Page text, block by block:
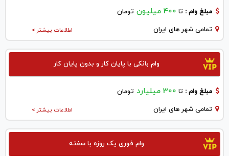
مبلغ وام : تا 400 میلیون تومان
اطلاعات بیشتر > تمامی شهر های ایران
وام بانکی با پایان کار و بدون پایان کار
مبلغ وام : تا 300 میلیارد تومان
اطلاعات بیشتر > تمامی شهر های ایران
وام فوری یک روزه با سفته